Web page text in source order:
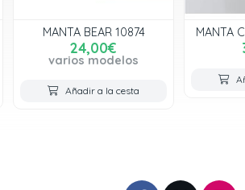
MANTA CUNA LUMPY N56
36,95€
MANTA